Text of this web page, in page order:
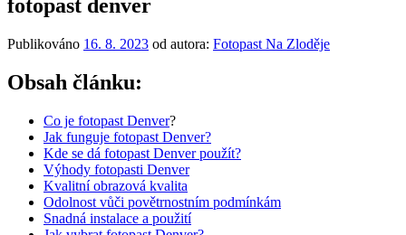
fotopast denver
Publikováno 16. 8. 2023 od autora: Fotopast Na Zloděje
Obsah článku:
Co je fotopast Denver?
Jak funguje fotopast Denver?
Kde se dá fotopast Denver použít?
Výhody fotopasti Denver
Kvalitní obrazová kvalita
Odolnost vůči povětrnostním podmínkám
Snadná instalace a použití